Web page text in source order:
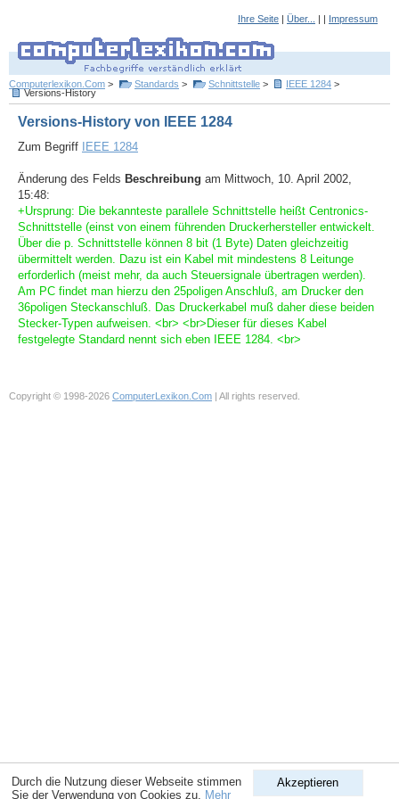
Ihre Seite | Über... | | Impressum
Computerlexikon.Com > Standards > Schnittstelle > IEEE 1284 >
Versions-History
Versions-History von IEEE 1284
Zum Begriff IEEE 1284
Änderung des Felds Beschreibung am Mittwoch, 10. April 2002,
15:48:
+Ursprung: Die bekannteste parallele Schnittstelle heißt Centronics-
Schnittstelle (einst von einem führenden Druckerhersteller entwickelt.
Über die p. Schnittstelle können 8 bit (1 Byte) Daten gleichzeitig
übermittelt werden. Dazu ist ein Kabel mit mindestens 8 Leitunge
erforderlich (meist mehr, da auch Steuersignale übertragen werden).
Am PC findet man hierzu den 25poligen Anschluß, am Drucker den
36poligen Steckanschluß. Das Druckerkabel muß daher diese beiden
Stecker-Typen aufweisen. <br> <br>Dieser für dieses Kabel
festgelegte Standard nennt sich eben IEEE 1284. <br>
Akzeptieren
Durch die Nutzung dieser Webseite stimmen
Sie der Verwendung von Cookies zu. Mehr
Copyright © 1998-2026 ComputerLexikon.Com | All rights reserved.